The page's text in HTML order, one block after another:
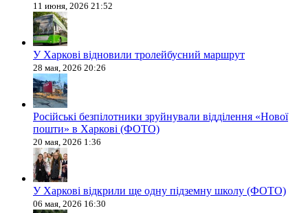
11 июня, 2026 21:52
У Харкові відновили тролейбусний маршрут
28 мая, 2026 20:26
Російські безпілотники зруйнували відділення «Нової
пошти» в Харкові (ФОТО)
20 мая, 2026 1:36
У Харкові відкрили ще одну підземну школу (ФОТО)
06 мая, 2026 16:30